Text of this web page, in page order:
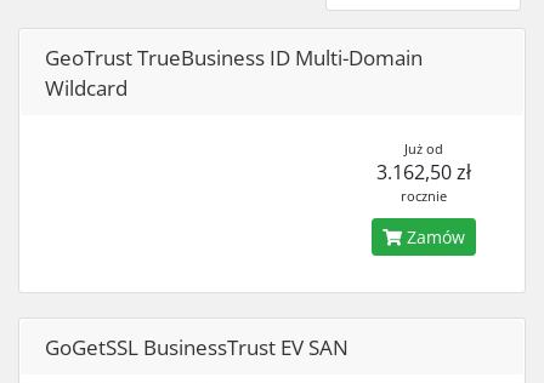
GeoTrust TrueBusiness ID Multi-Domain
Wildcard
Już od
3.162,50 zł
rocznie
Zamów
GoGetSSL BusinessTrust EV SAN